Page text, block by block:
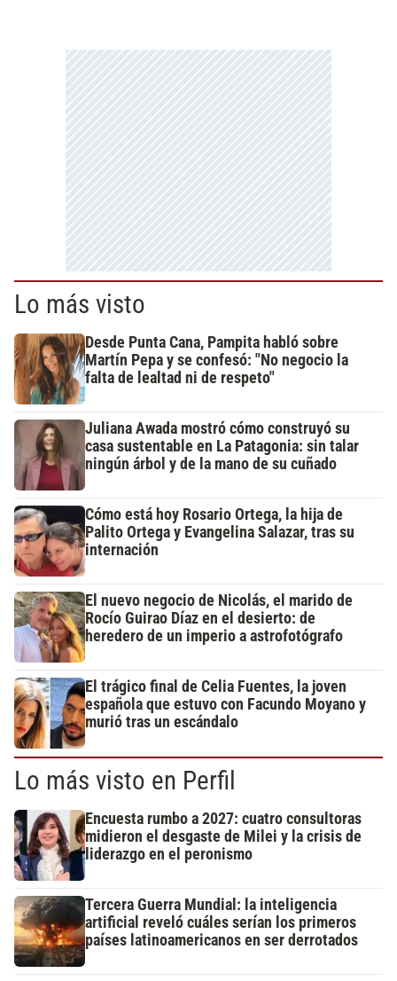
Lo más visto
Desde Punta Cana, Pampita habló sobre
Martín Pepa y se confesó: "No negocio la
falta de lealtad ni de respeto"
Juliana Awada mostró cómo construyó su
casa sustentable en La Patagonia: sin talar
ningún árbol y de la mano de su cuñado
Cómo está hoy Rosario Ortega, la hija de
Palito Ortega y Evangelina Salazar, tras su
internación
El nuevo negocio de Nicolás, el marido de
Rocío Guirao Díaz en el desierto: de
heredero de un imperio a astrofotógrafo
El trágico final de Celia Fuentes, la joven
española que estuvo con Facundo Moyano y
murió tras un escándalo
Lo más visto en Perfil
Encuesta rumbo a 2027: cuatro consultoras
midieron el desgaste de Milei y la crisis de
liderazgo en el peronismo
Tercera Guerra Mundial: la inteligencia
artificial reveló cuáles serían los primeros
países latinoamericanos en ser derrotados